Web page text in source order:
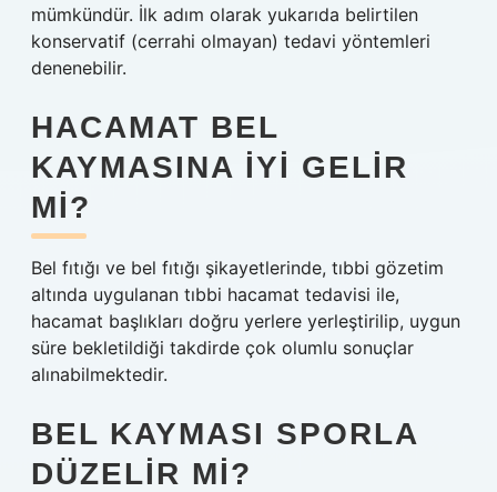
mümkündür. İlk adım olarak yukarıda belirtilen
konservatif (cerrahi olmayan) tedavi yöntemleri
denenebilir.
HACAMAT BEL
KAYMASINA IYI GELIR
MI?
Bel fıtığı ve bel fıtığı şikayetlerinde, tıbbi gözetim
altında uygulanan tıbbi hacamat tedavisi ile,
hacamat başlıkları doğru yerlere yerleştirilip, uygun
süre bekletildiği takdirde çok olumlu sonuçlar
alınabilmektedir.
BEL KAYMASI SPORLA
DÜZELIR MI?